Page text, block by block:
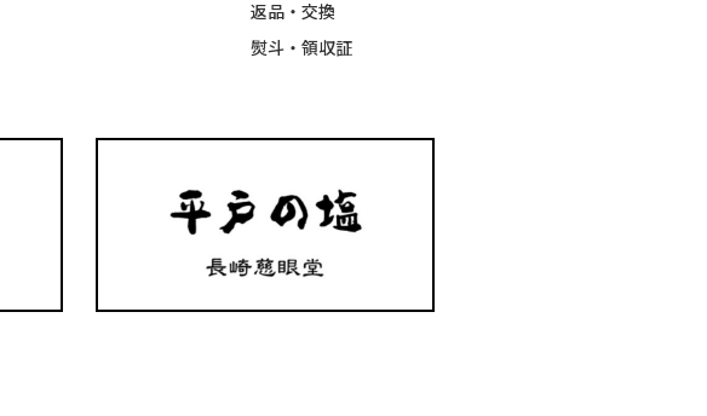
返品・交換
熨斗・領収証